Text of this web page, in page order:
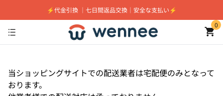
⚡️代金引換 ｜七日間返品交換｜安全な支払い⚡️
0
当ショッピングサイトでの配送業者は宅配便のみとなって
おります。